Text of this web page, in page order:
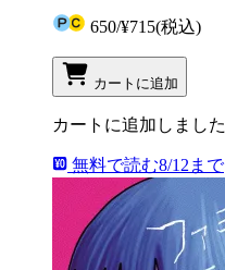
650/¥715(税込)
カートに追加
カートに追加しました
無料で読む8/12まで